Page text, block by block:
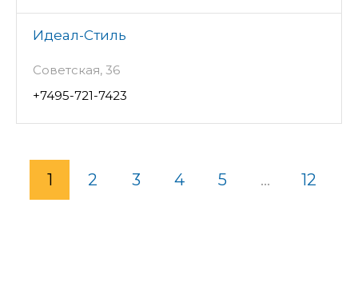
Идеал-Стиль
Советская, 36
+7495-721-7423
1 2 3 4 5 ... 12